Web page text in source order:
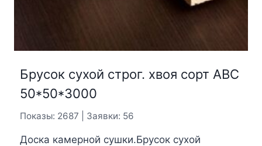
Брусок сухой строг. хвоя сорт АВС
50*50*3000
Показы: 2687 | Заявки: 56
Доска камерной сушки.Брусок сухой